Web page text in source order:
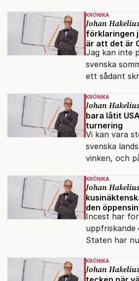
KRÖNIKA
Johan
förklaringen
är att det är
Jag kan inte
svenska
ett sådant
KRÖNIKA
Johan
bara låtit
turnering
Vi kan vara
svenska
vinken, och
KRÖNIKA
Johan
den
Incest har
uppfriskande
Staten har
reaktionär
KRÖNIKA
Johan